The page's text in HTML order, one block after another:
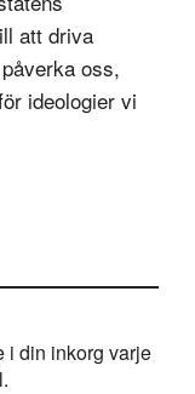
att driva
oss,
ideologier vi
i din inkorg varje